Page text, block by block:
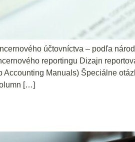
účtovníctva – podľa
reportingu Dizajn
Manuals) Špeciálne
[…]